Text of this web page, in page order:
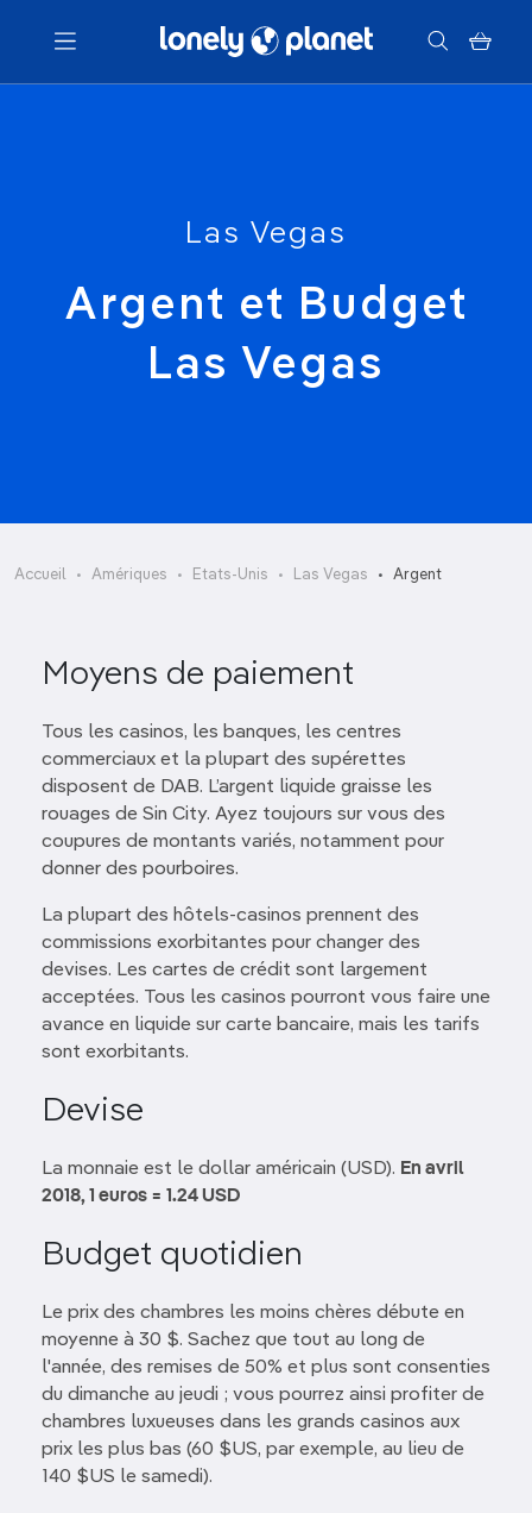
Menu
Las Vegas
Argent et Budget
Las Vegas
Accueil Amériques Etats-Unis Las Vegas Argent
Moyens de paiement
Tous les casinos, les banques, les centres
commerciaux et la plupart des supérettes
disposent de DAB. L’argent liquide graisse les
rouages de Sin City. Ayez toujours sur vous des
coupures de montants variés, notamment pour
donner des pourboires.
La plupart des hôtels-casinos prennent des
commissions exorbitantes pour changer des
devises. Les cartes de crédit sont largement
acceptées. Tous les casinos pourront vous faire une
avance en liquide sur carte bancaire, mais les tarifs
sont exorbitants.
Devise
La monnaie est le dollar américain (USD). En avril
2018, 1 euros = 1.24 USD
Budget quotidien
Le prix des chambres les moins chères débute en
moyenne à 30 $. Sachez que tout au long de
l'année, des remises de 50% et plus sont consenties
du dimanche au jeudi ; vous pourrez ainsi profiter de
chambres luxueuses dans les grands casinos aux
prix les plus bas (60 $US, par exemple, au lieu de
140 $US le samedi).